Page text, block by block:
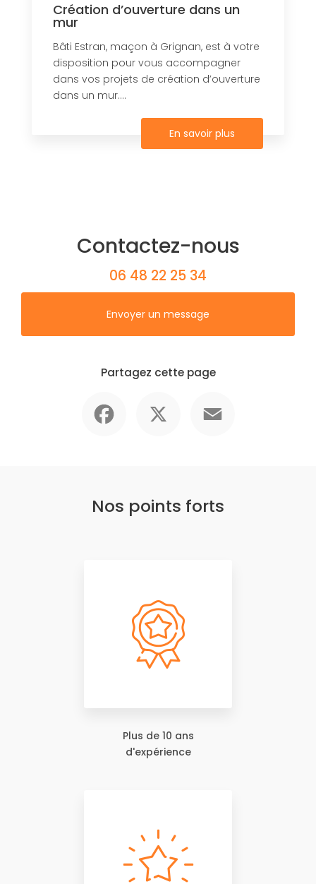
Création d’ouverture dans un
mur
Bâti Estran, maçon à Grignan, est à votre
disposition pour vous accompagner
dans vos projets de création d’ouverture
dans un mur....
En savoir plus
Contactez-nous
06 48 22 25 34
Envoyer un message
Partagez cette page
Nos points forts
Plus de 10 ans
d'expérience